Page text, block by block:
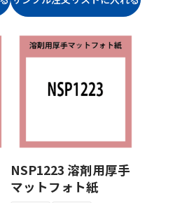
NSP1223 溶剤用厚手
マットフォト紙